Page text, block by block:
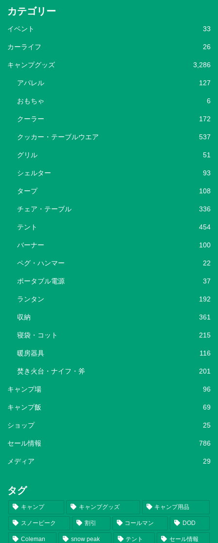
カテゴリー
イベント 33
カーライフ 26
キャンプグッズ 3,286
アパレル 127
おもちゃ 6
クーラー 172
クッカー・テーブルウエア 537
グリル 51
シェルター 93
タープ 108
チェア・テーブル 336
テント 454
バーナー 100
ペグ・ハンマー 22
ポータブル電源 37
ランタン 192
収納 361
寝袋・コット 215
暖房器具 116
焚き火台・ナイフ・斧 201
キャンプ場 96
キャンプ飯 69
ショップ 25
セール情報 786
メディア 29
タグ
キャンプ キャンプグッズ キャンプ用品
スノーピーク 割引 コールマン DOD
Coleman snow peak テント セール情報